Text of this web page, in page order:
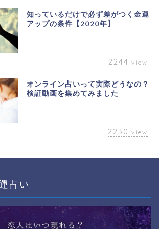
知っているだけで必ず差がつく金運
アップの条件【2020年】
2244 view
オンライン占いって実際どうなの？
検証動画を集めてみました
2230 view
占い